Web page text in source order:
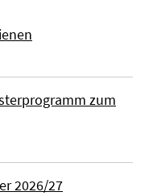
zum
2026/27